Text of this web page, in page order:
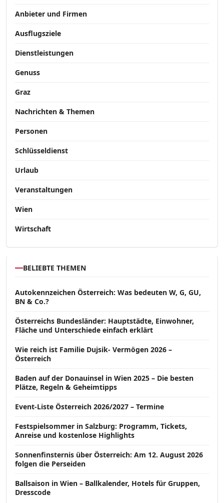
Anbieter und Firmen
Ausflugsziele
Dienstleistungen
Genuss
Graz
Nachrichten & Themen
Personen
Schlüsseldienst
Urlaub
Veranstaltungen
Wien
Wirtschaft
BELIEBTE THEMEN
Autokennzeichen Österreich: Was bedeuten W, G, GU,
BN & Co.?
Österreichs Bundesländer: Hauptstädte, Einwohner,
Fläche und Unterschiede einfach erklärt
Wie reich ist Familie Dujsik- Vermögen 2026 –
Österreich
Baden auf der Donauinsel in Wien 2025 – Die besten
Plätze, Regeln & Geheimtipps
Event-Liste Österreich 2026/2027 – Termine
Festspielsommer in Salzburg: Programm, Tickets,
Anreise und kostenlose Highlights
Sonnenfinsternis über Österreich: Am 12. August 2026
folgen die Perseiden
Ballsaison in Wien – Ballkalender, Hotels für Gruppen,
Dresscode